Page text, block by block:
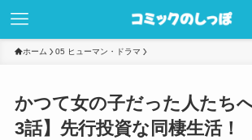
ホーム 05 ヒューマン・ドラマ
かつて女の子だった人たち
3話】先行投資な同棲生活！